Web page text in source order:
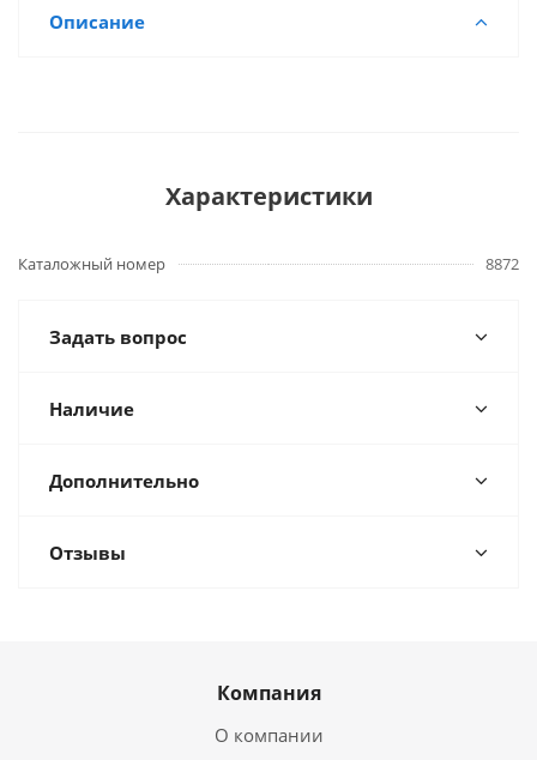
Описание
Характеристики
Каталожный номер 8872
Задать вопрос
Наличие
Дополнительно
Отзывы
Компания
О компании